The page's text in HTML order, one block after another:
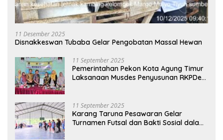
11 Desember 2025
Disnakkeswan Tubaba Gelar Pengobatan Massal Hewan
11 September 2025
Pemerintahan Pekon Kota Agung Timur
Laksanaan Musdes Penyusunan RKPDes
11 September 2025
Karang Taruna Pesawaran Gelar
Turnamen Futsal dan Bakti Sosial dalam